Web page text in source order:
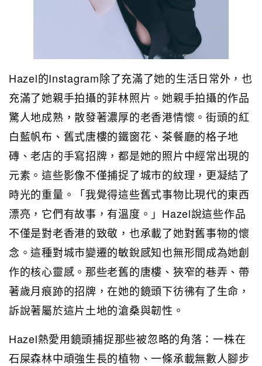
Hazel的Instagram除了充滿了她的生活日常外，也
充滿了她親手拍攝的菲林照片。她親手拍攝的作品
驚人地成熟，散發著濃厚的老香港情懷。街頭的紅
白藍帆布、舊式唐樓的鐵窗花、茶餐廳的格子地
磚、老店的手寫招牌，都是她的照片中經常出現的
元素。這些影像不僅捕捉了城市的紋理，更凝結了
時光的重量。「我覺得這些舊式事物比現代的東西
漂亮，它們有故事，有溫度。」Hazel說這些作品
不僅是對老香港的致敬，也承載了她對舊事物的懷
念。這種對城市變遷的敏銳感知也無形間成為她創
作的核心靈感。那些老舊的唐樓、狹窄的巷弄、帶
著歲月痕跡的招牌，在她的鏡頭下彷彿有了生命，
訴說著屬於這片土地的滄桑與韌性。
Hazel熱愛用鏡頭捕捉那些被忽略的角落：一株在
石屎森林中頑強生長的植物、一條承載無數人腳步